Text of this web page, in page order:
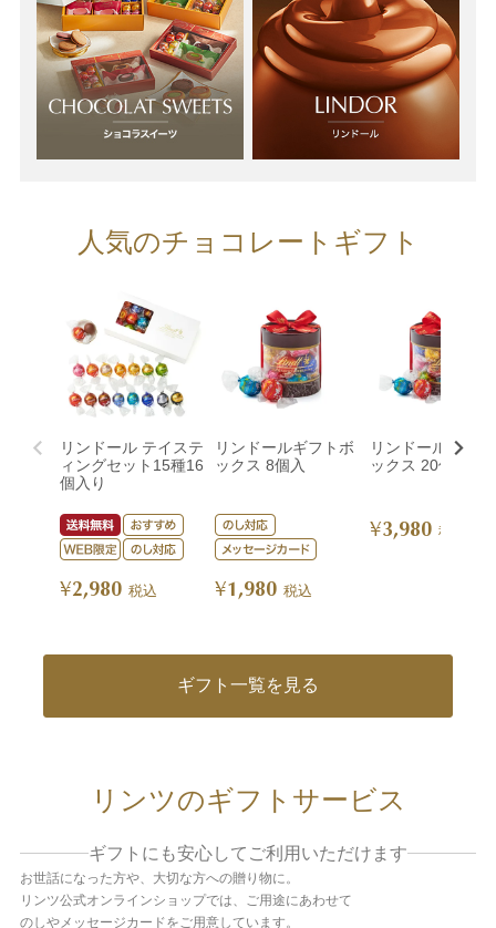
人気のチョコレートギフト
リンドール テイステ
ィングセット15種16
個入り
¥2,980 税込
リンドールギフトボ
ックス 8個入
¥1,980 税込
リンドールギフ
ックス 20個入
¥3,980 税込
ギフト一覧を見る
リンツのギフトサービス
ギフトにも安心してご利用いただけます
お世話になった方や、大切な方への贈り物に。
リンツ公式オンラインショップでは、ご用途にあわせて
のしやメッセージカードをご用意しています。